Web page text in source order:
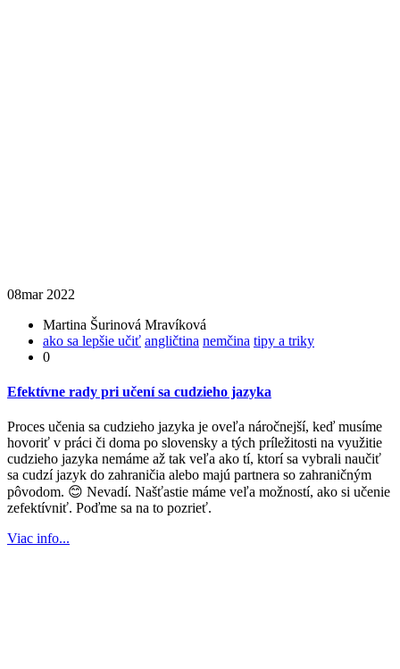
08mar 2022
Martina Šurinová Mravíková
ako sa lepšie učiť angličtina nemčina tipy a triky
0
Efektívne rady pri učení sa cudzieho jazyka
Proces učenia sa cudzieho jazyka je oveľa náročnejší, keď musíme
hovoriť v práci či doma po slovensky a tých príležitosti na využitie
cudzieho jazyka nemáme až tak veľa ako tí, ktorí sa vybrali naučiť
sa cudzí jazyk do zahraničia alebo majú partnera so zahraničným
pôvodom. 😊 Nevadí. Našťastie máme veľa možností, ako si učenie
zefektívniť. Poďme sa na to pozrieť.
Viac info...